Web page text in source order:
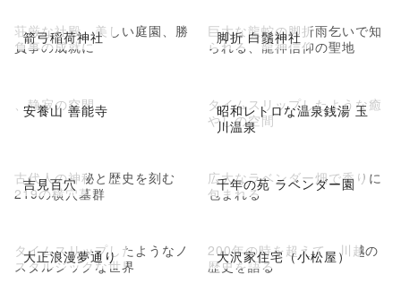
箭弓稲荷神社
荘厳な社殿、美しい庭園、勝
負事の成就に
脚折 白鬚神社
巨大な龍蛇の脚折雨乞いで知
られる、龍神信仰の聖地
安養山 善能寺
、静寂の空間
昭和レトロな温泉銭湯 玉
川温泉
タイムスリップしたような癒
やしの空間
吉見百穴
古代人の神秘と歴史を刻む
219の横穴墓群
千年の苑 ラベンダー園
広大なラベンダー畑で香りに
包まれる
大正浪漫夢通り
タイムスリップしたようなノ
スタルジックな世界
大沢家住宅（小松屋）
200年の時を超えて、川越の
歴史を語る